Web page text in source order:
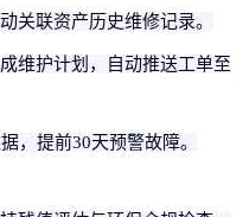
关联资产历史维修记录。
维护计划，自动推送工单至
，提前30天预警故障。